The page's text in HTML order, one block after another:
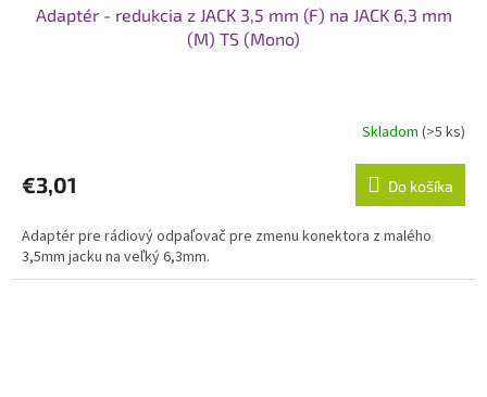
Adaptér - redukcia z JACK 3,5 mm (F) na JACK 6,3 mm
(M) TS (Mono)
Skladom (>5 ks)
€3,01 Do košíka
Adaptér pre rádiový odpaľovač pre zmenu konektora z malého
3,5mm jacku na veľký 6,3mm.